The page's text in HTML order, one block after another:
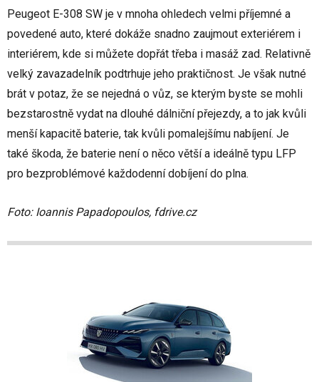
Peugeot E-308 SW je v mnoha ohledech velmi příjemné a
povedené auto, které dokáže snadno zaujmout exteriérem i
interiérem, kde si můžete dopřát třeba i masáž zad. Relativně
velký zavazadelník podtrhuje jeho praktičnost. Je však nutné
brát v potaz, že se nejedná o vůz, se kterým byste se mohli
bezstarostně vydat na dlouhé dálniční přejezdy, a to jak kvůli
menší kapacitě baterie, tak kvůli pomalejšímu nabíjení. Je
také škoda, že baterie není o něco větší a ideálně typu LFP
pro bezproblémové každodenní dobíjení do plna.
Foto: Ioannis Papadopoulos, fdrive.cz